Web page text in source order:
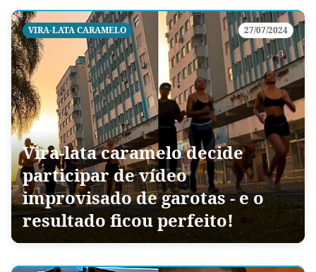
VIRA-LATA CARAMELO 27/07/2024
Vira-lata caramelo decide
participar de vídeo
improvisado de garotas - e o
resultado ficou perfeito!